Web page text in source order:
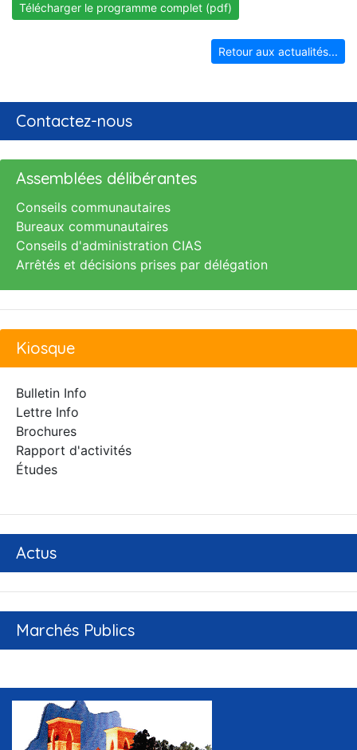
Télécharger le programme complet (pdf)
Retour aux actualités...
Contactez-nous
Assemblées délibérantes
Conseils communautaires
Bureaux communautaires
Conseils d'administration CIAS
Arrêtés et décisions prises par délégation
Kiosque
Bulletin Info
Lettre Info
Brochures
Rapport d'activités
Études
Actus
Marchés Publics